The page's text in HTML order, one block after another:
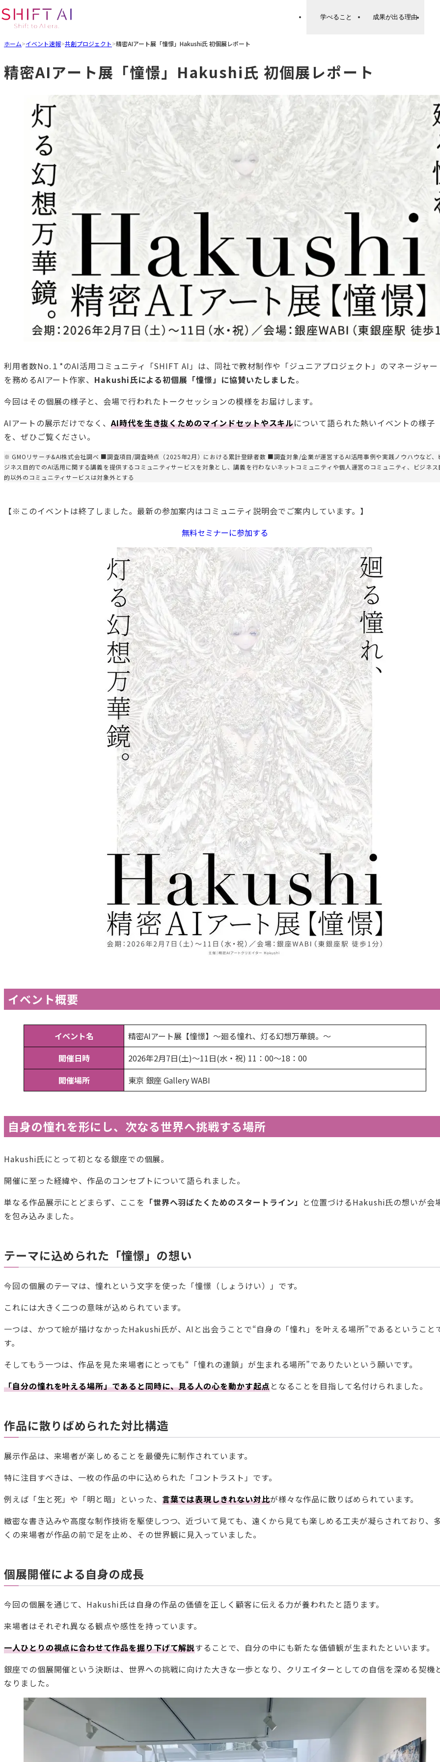
学べること 成果が出る理由
ホーム>イベント速報>共創プロジェクト>精密AIアート展「憧憬」Hakushi氏 初個展レポート
精密AIアート展「憧憬」Hakushi氏 初個展レポート
利用者数No.１*のAI活用コミュニティ「SHIFT AI」は、同社で教材制作や「ジュニアプロジェクト」のマネージャー
を務めるAIアート作家、 Hakushi氏による初個展「憧憬」に協賛いたしました。
今回はその個展の様子と、会場で行われたトークセッションの模様をお届けします。
AIアートの展示だけでなく、AI時代を生き抜くためのマインドセットやスキルについて語られた熱いイベントの様子
を、ぜひご覧ください。
※ GMOリサーチ&AI株式会社調べ ■調査項目/調査時点（2025年2月）における累計登録者数 ■調査対象/企業が運営するAI活用事例や実践ノウハウなど、
ジネス目的でのAI活用に関する講義を提供するコミュニティサービスを対象とし、講義を行わないネットコミュニティや個人運営のコミュニティ、ビジネス
的以外のコミュニティサービスは対象外とする
【※このイベントは終了しました。最新の参加案内はコミュニティ説明会でご案内しています。】
無料セミナーに参加する
イベント概要
イベント名
精密AIアート展【憧憬】〜廻る憧れ、灯る幻想万華鏡。〜
開催日時
2026年2月7日(土)〜11日(水・祝) 11：00～18：00
開催場所
東京 銀座 Gallery WABI
自身の憧れを形にし、次なる世界へ挑戦する場所
Hakushi氏にとって初となる銀座での個展。
開催に至った経緯や、作品のコンセプトについて語られました。
単なる作品展示にとどまらず、ここを 「世界へ羽ばたくためのスタートライン」 と位置づけるHakushi氏の想いが会
を包み込みました。
テーマに込められた「憧憬」の想い
今回の個展のテーマは、憧れという文字を使った「憧憬（しょうけい）」です。
これには大きく二つの意味が込められています。
一つは、かつて絵が描けなかったHakushi氏が、AIと出会うことで“自身の「憧れ」を叶える場所”であるということ
す。
そしてもう一つは、作品を見た来場者にとっても“「憧れの連鎖」が生まれる場所”でありたいという願いです。
「自分の憧れを叶える場所」であると同時に、見る人の心を動かす起点となることを目指して名付けられました。
作品に散りばめられた対比構造
展示作品は、来場者が楽しめることを最優先に制作されています。
特に注目すべきは、一枚の作品の中に込められた「コントラスト」です。
例えば「生と死」や「明と暗」といった、 言葉では表現しきれない対比が様々な作品に散りばめられています。
緻密な書き込みや高度な制作技術を駆使しつつ、近づいて見ても、遠くから見ても楽しめる工夫が凝らされており、
くの来場者が作品の前で足を止め、その世界観に見入っていました。
個展開催による自身の成長
今回の個展を通じて、Hakushi氏は自身の作品の価値を正しく顧客に伝える力が養われたと語ります。
来場者はそれぞれ異なる観点や感性を持っています。
一人ひとりの視点に合わせて作品を掘り下げて解説することで、自分の中にも新たな価値観が生まれたといいます。
銀座での個展開催という決断は、世界への挑戦に向けた大きな一歩となり、クリエイターとしての自信を深める契機
なりました。